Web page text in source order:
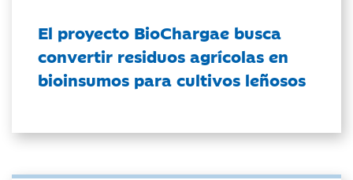
El proyecto BioChargae busca
convertir residuos agrícolas en
bioinsumos para cultivos leñosos